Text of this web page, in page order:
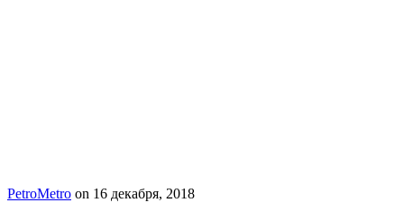
PetroMetro on 16 декабря, 2018